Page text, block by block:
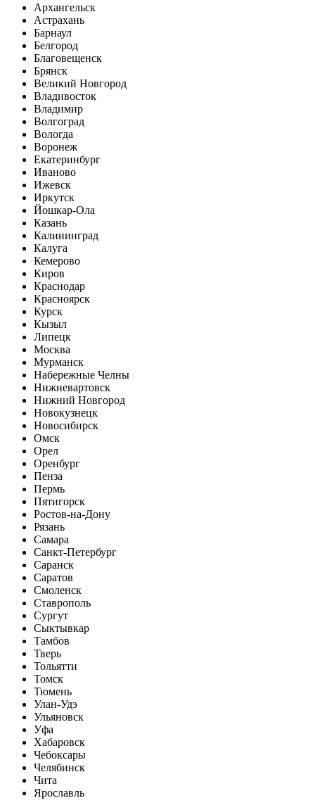
Архангельск
Астрахань
Барнаул
Белгород
Благовещенск
Брянск
Великий Новгород
Владивосток
Владимир
Волгоград
Вологда
Воронеж
Екатеринбург
Иваново
Ижевск
Иркутск
Йошкар-Ола
Казань
Калининград
Калуга
Кемерово
Киров
Краснодар
Красноярск
Курск
Кызыл
Липецк
Москва
Мурманск
Набережные Челны
Нижневартовск
Нижний Новгород
Новокузнецк
Новосибирск
Омск
Орел
Оренбург
Пенза
Пермь
Пятигорск
Ростов-на-Дону
Рязань
Самара
Санкт-Петербург
Саранск
Саратов
Смоленск
Ставрополь
Сургут
Сыктывкар
Тамбов
Тверь
Тольятти
Томск
Тюмень
Улан-Удэ
Ульяновск
Уфа
Хабаровск
Чебоксары
Челябинск
Чита
Ярославль